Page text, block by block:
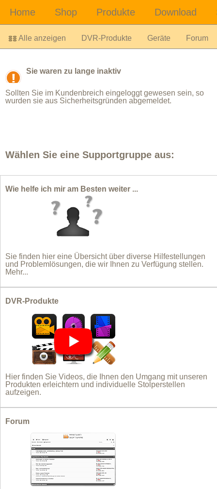
Alle anzeigen DVR-Produkte Geräte Forum
Sie waren zu lange inaktiv
Sollten Sie im Kundenbreich eingeloggt gewesen sein, so
wurden sie aus Sicherheitsgründen abgemeldet.
Wählen Sie eine Supportgruppe aus:
Wie helfe ich mir am Besten weiter ...
Sie finden hier eine Übersicht über diverse Hilfestellungen
und Problemlösungen, die wir Ihnen zu Verfügung stellen.
Mehr...
DVR-Produkte
Hier finden Sie Videos, die Ihnen den Umgang mit unseren
Produkten erleichtern und individuelle Stolperstellen
aufzeigen.
Forum